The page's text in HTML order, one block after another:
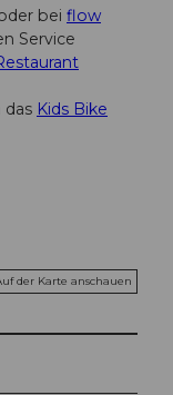
bei flow
Service
das Kids Bike
der Karte anschauen